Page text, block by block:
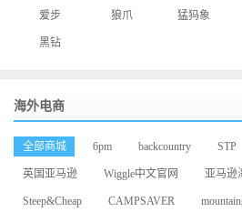
爱步 狼爪 猛犸象
黑钻
海外电商
全部商城 6pm backcountry STP
英国亚马逊 Wiggle中文官网 亚马逊
Steep&Cheap CAMPSAVER